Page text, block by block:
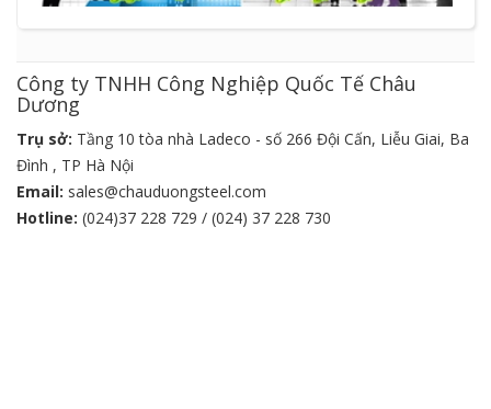
Công ty TNHH Công Nghiệp Quốc Tế Châu
Dương
Trụ sở: Tầng 10 tòa nhà Ladeco - số 266 Đội Cấn, Liễu Giai, Ba
Đình , TP Hà Nội
Email: sales@chauduongsteel.com
Hotline: (024)37 228 729 / (024) 37 228 730